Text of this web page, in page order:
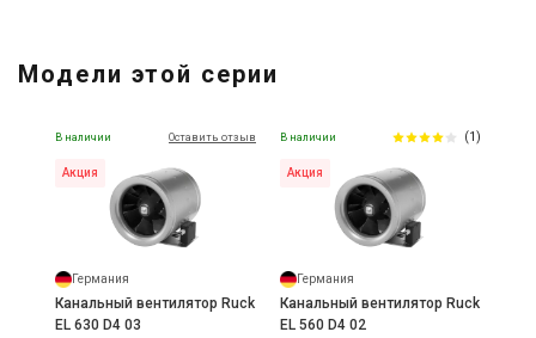
Модели этой серии
В наличии Оставить отзыв
Акция
Германия
Канальный вентилятор Ruck
EL 630 D4 03
В наличии (1)
Акция
Германия
Канальный вентилятор Ruck
EL 560 D4 02